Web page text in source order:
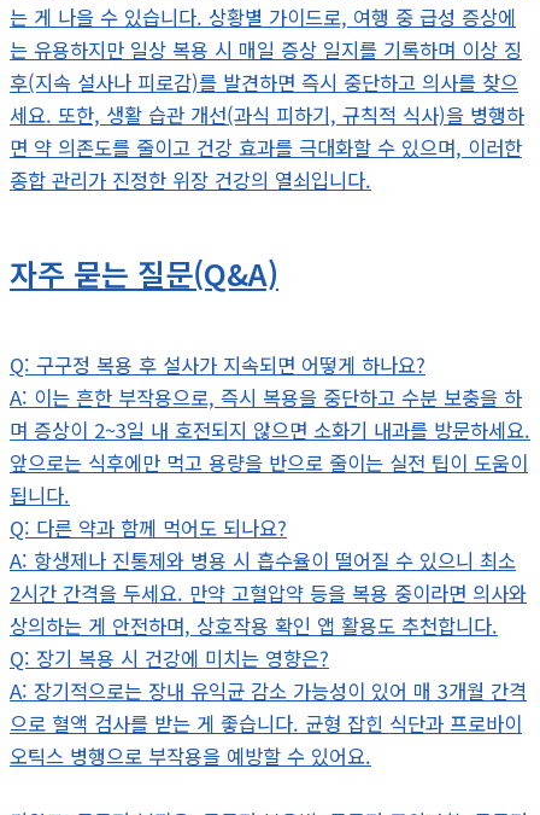
는 게 나을 수 있습니다. 상황별 가이드로, 여행 중 급성 증상에
는 유용하지만 일상 복용 시 매일 증상 일지를 기록하며 이상 징
후(지속 설사나 피로감)를 발견하면 즉시 중단하고 의사를 찾으
세요. 또한, 생활 습관 개선(과식 피하기, 규칙적 식사)을 병행하
면 약 의존도를 줄이고 건강 효과를 극대화할 수 있으며, 이러한
종합 관리가 진정한 위장 건강의 열쇠입니다.
자주 묻는 질문(Q&A)
Q: 구구정 복용 후 설사가 지속되면 어떻게 하나요?
A: 이는 흔한 부작용으로, 즉시 복용을 중단하고 수분 보충을 하
며 증상이 2~3일 내 호전되지 않으면 소화기 내과를 방문하세요.
앞으로는 식후에만 먹고 용량을 반으로 줄이는 실전 팁이 도움이
됩니다.
Q: 다른 약과 함께 먹어도 되나요?
A: 항생제나 진통제와 병용 시 흡수율이 떨어질 수 있으니 최소
2시간 간격을 두세요. 만약 고혈압약 등을 복용 중이라면 의사와
상의하는 게 안전하며, 상호작용 확인 앱 활용도 추천합니다.
Q: 장기 복용 시 건강에 미치는 영향은?
A: 장기적으로는 장내 유익균 감소 가능성이 있어 매 3개월 간격
으로 혈액 검사를 받는 게 좋습니다. 균형 잡힌 식단과 프로바이
오틱스 병행으로 부작용을 예방할 수 있어요.